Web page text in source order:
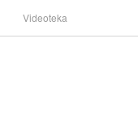
Videoteka